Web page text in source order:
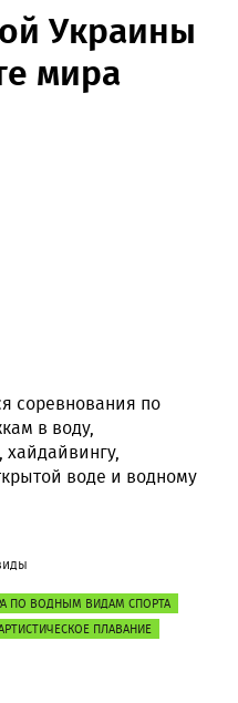
Украины
мира
соревнования по
в воду,
воде и водному
ПО ВОДНЫМ ВИДАМ СПОРТА
ПЛАВАНИЕ